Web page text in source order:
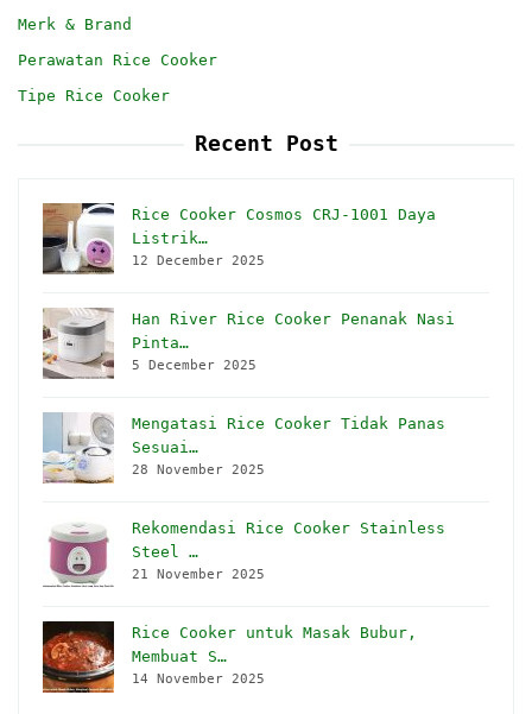
Merk & Brand
Perawatan Rice Cooker
Tipe Rice Cooker
Recent Post
Rice Cooker Cosmos CRJ-1001 Daya
Listrik…
12 December 2025
Han River Rice Cooker Penanak Nasi
Pinta…
5 December 2025
Mengatasi Rice Cooker Tidak Panas
Sesuai…
28 November 2025
Rekomendasi Rice Cooker Stainless
Steel …
21 November 2025
Rice Cooker untuk Masak Bubur,
Membuat S…
14 November 2025